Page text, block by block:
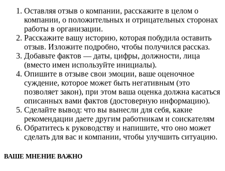
Оставляя отзыв о компании, расскажите в целом о
компании, о положительных и отрицательных сторонах
работы в организации.
Расскажите вашу историю, которая побудила оставить
отзыв. Изложите подробно, чтобы получился рассказ.
Добавьте фактов — даты, цифры, должности, лица
(вместо имен используйте инициалы).
Опишите в отзыве свои эмоции, ваше оценочное
суждение, которое может быть негативным (это
позволяет закон), при этом ваша оценка должна касаться
описанных вами фактов (достоверную информацию).
Сделайте вывод: что вы вынесли для себя, какие
рекомендации даете другим работникам и соискателям
Обратитесь к руководству и напишите, что оно может
сделать для вас и компании, чтобы улучшить ситуацию.
ВАШЕ МНЕНИЕ ВАЖНО